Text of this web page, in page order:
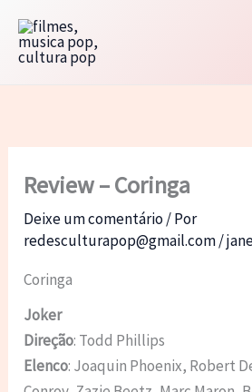
para
Review – Coringa
Deixe um comentário/ Por
redesculturapop@gmail.com/
Coringa
Joker
Direção: Todd Phillips
Elenco: Joaquin Phoenix, Robert